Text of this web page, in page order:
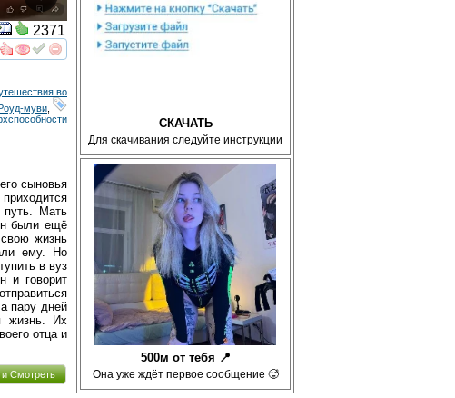
СКАЧАТЬ
Для скачивания следуйте инструкции
500м от тебя 📍
Она уже ждёт первое сообщение 🥵
смотретьинтересует
2371
во
муви
сыновья
путь. Мать
были ещё
жизнь
ему. Но
в вуз
и говорит
пару дней
жизнь. Их
отца и
и Смотреть